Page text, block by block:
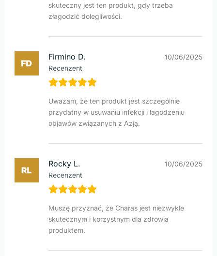
skuteczny jest ten produkt, gdy trzeba
złagodzić dolegliwości.
Firmino D.
Recenzent
10/06/2025
Uważam, że ten produkt jest szczególnie
przydatny w usuwaniu infekcji i łagodzeniu
objawów związanych z Azją.
Rocky L.
Recenzent
10/06/2025
Muszę przyznać, że Charas jest niezwykle
skutecznym i korzystnym dla zdrowia
produktem.